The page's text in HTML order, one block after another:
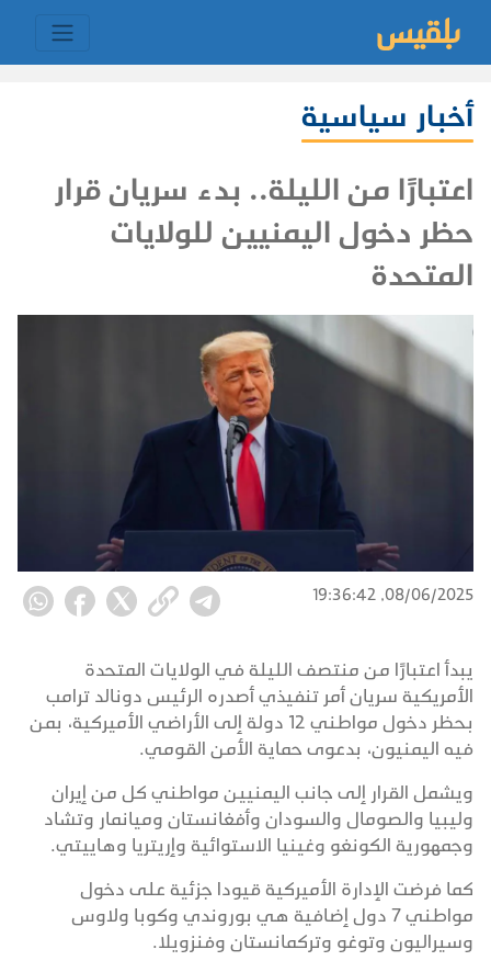
أخبار سياسية
اعتبارًا من الليلة.. بدء سريان قرار
حظر دخول اليمنيين للولايات
المتحدة
08/06/2025, 19:36:42
يبدأ اعتبارًا من منتصف الليلة في الولايات المتحدة
الأمريكية سريان أمر تنفيذي أصدره الرئيس دونالد ترامب
بحظر دخول مواطني 12 دولة إلى الأراضي الأميركية، بمن
فيه اليمنيون، بدعوى حماية الأمن القومي.
ويشمل القرار إلى جانب اليمنيين مواطني كل من إيران
وليبيا والصومال والسودان وأفغانستان وميانمار وتشاد
وجمهورية الكونغو وغينيا الاستوائية وإريتريا وهاييتي.
كما فرضت الإدارة الأميركية قيودا جزئية على دخول
مواطني 7 دول إضافية هي بوروندي وكوبا ولاوس
وسيراليون وتوغو وتركمانستان وفنزويلا.